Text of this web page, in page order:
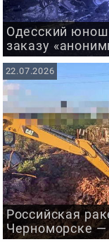
Одесский
заказу
Российская
Черноморске —
22.07.2026